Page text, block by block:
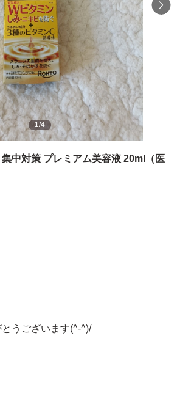
1/4
中対策 プレミアム美容液 20ml（医
うございます(^-^)/